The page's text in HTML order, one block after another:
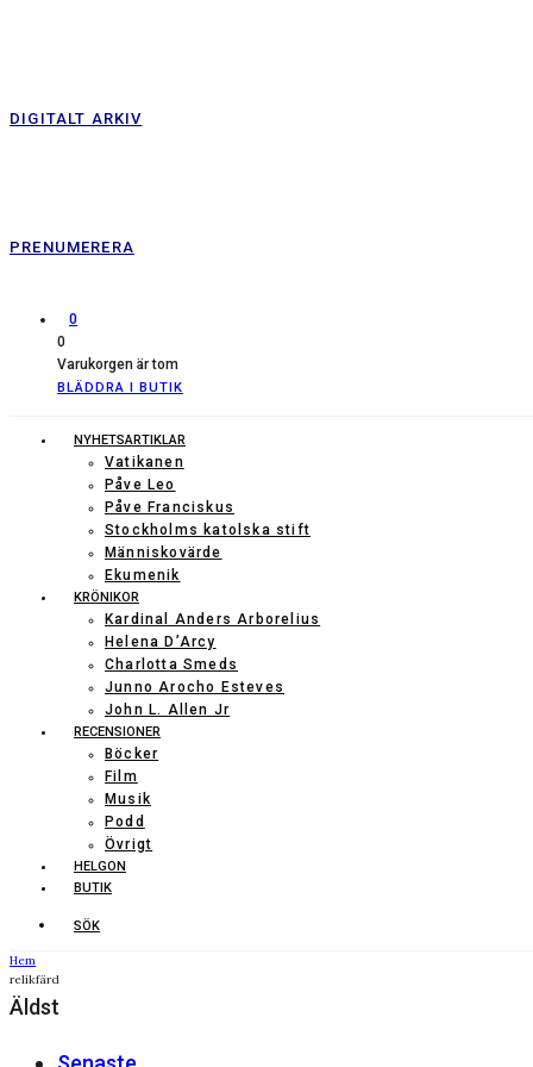
DIGITALT ARKIV
PRENUMERERA
0
0
Varukorgen är tom
BLÄDDRA I BUTIK
NYHETSARTIKLAR
Vatikanen
Påve Leo
Påve Franciskus
Stockholms katolska stift
Människovärde
Ekumenik
KRÖNIKOR
Kardinal Anders Arborelius
Helena D’Arcy
Charlotta Smeds
Junno Arocho Esteves
John L. Allen Jr
RECENSIONER
Böcker
Film
Musik
Podd
Övrigt
HELGON
BUTIK
SÖK
Hem
relikfärd
Äldst